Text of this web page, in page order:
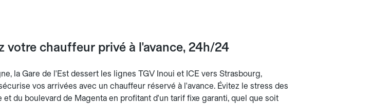
votre chauffeur privé à l'avance, 24h/24
la Gare de l'Est dessert les lignes TGV Inoui et ICE vers Strasbourg,
vos arrivées avec un chauffeur réservé à l'avance. Évitez le stress des
du boulevard de Magenta en profitant d'un tarif fixe garanti, quel que soit